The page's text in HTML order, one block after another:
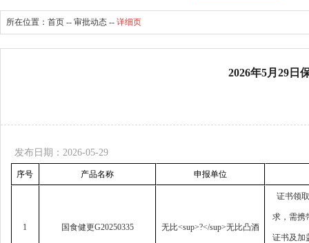
所在位置： 首页 -- 审批动态 -- 详细页
2026年5月29日
发布日期：2026-05-29
序号 产品名称 申报单位
1 国食健更G20250335 无比<sup>?</sup>无比凸酒
证书领
求， 需携
证书及加